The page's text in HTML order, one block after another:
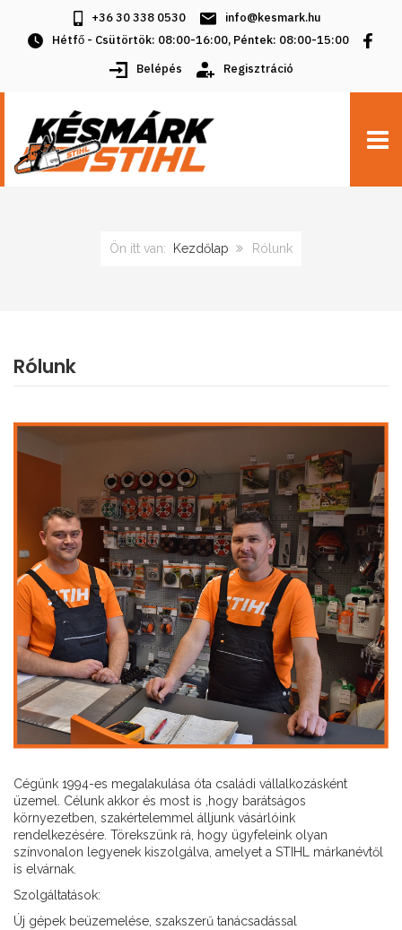
+36 30 338 0530
info@kesmark.hu
Hétfő - Csütörtök: 08:00-16:00, Péntek: 08:00-15:00
Belépés
Regisztráció
Ön itt van: Kezdőlap Rólunk
Rólunk
Cégünk 1994-es megalakulása óta családi vállalkozásként
üzemel. Célunk akkor és most is ,hogy barátságos
környezetben, szakértelemmel álljunk vásárlóink
rendelkezésére. Törekszünk rá, hogy ügyfeleink olyan
színvonalon legyenek kiszolgálva, amelyet a STIHL márkanévtől
is elvárnak.
Szolgáltatások:
Új gépek beüzemelése, szakszerű tanácsadással